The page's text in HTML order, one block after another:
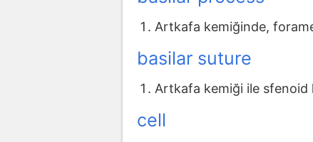
Artkafa kemiğinde,
basilar suture
Artkafa kemiği ile sfenoid
cell